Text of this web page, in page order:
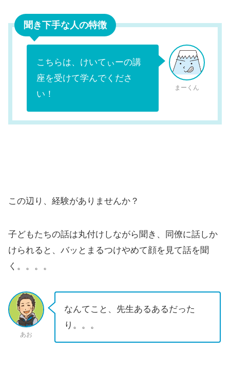
聞き下手な人の特徴
こちらは、けいてぃーの講
座を受けて学んでくださ
い！
まーくん
この辺り、経験がありませんか？
子どもたちの話は丸付けしながら聞き、同僚に話しか
けられると、バッとまるつけやめて顔を見て話を聞
く。。。。
あお
なんてこと、先生あるあるだった
り。。。